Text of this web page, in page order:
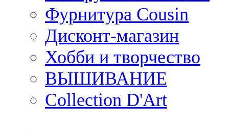
Фурнитура Cousin
Дисконт-магазин
Хобби и творчество
ВЫШИВАНИЕ
Collection D'Art